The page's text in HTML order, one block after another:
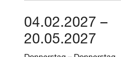
04.02.2027 –
20.05.2027